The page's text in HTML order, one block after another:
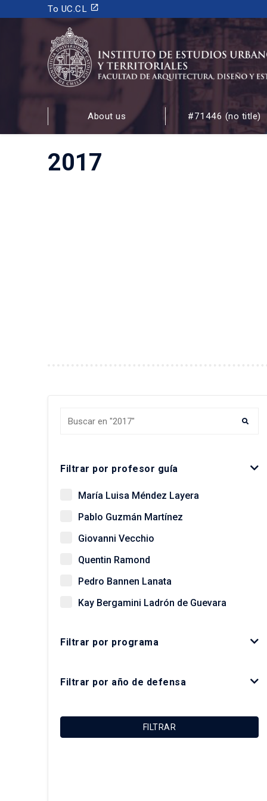
To UC.CL launch
INSTITUTO DE ESTUDIOS URBANOS
Y TERRITORIALES
FACULTAD DE ARQUITECTURA, DISEÑO Y ESTUDIOS
About us #71446 (no title)
2017
Filtrar por profesor guía
María Luisa Méndez Layera
Pablo Guzmán Martínez
Giovanni Vecchio
Quentin Ramond
Pedro Bannen Lanata
Kay Bergamini Ladrón de Guevara
Óscar Figueroa Monsalve
Macarena Ibarra Alonso
Christian Matus Madrid
Filtrar por programa
Filtrar por año de defensa
FILTRAR